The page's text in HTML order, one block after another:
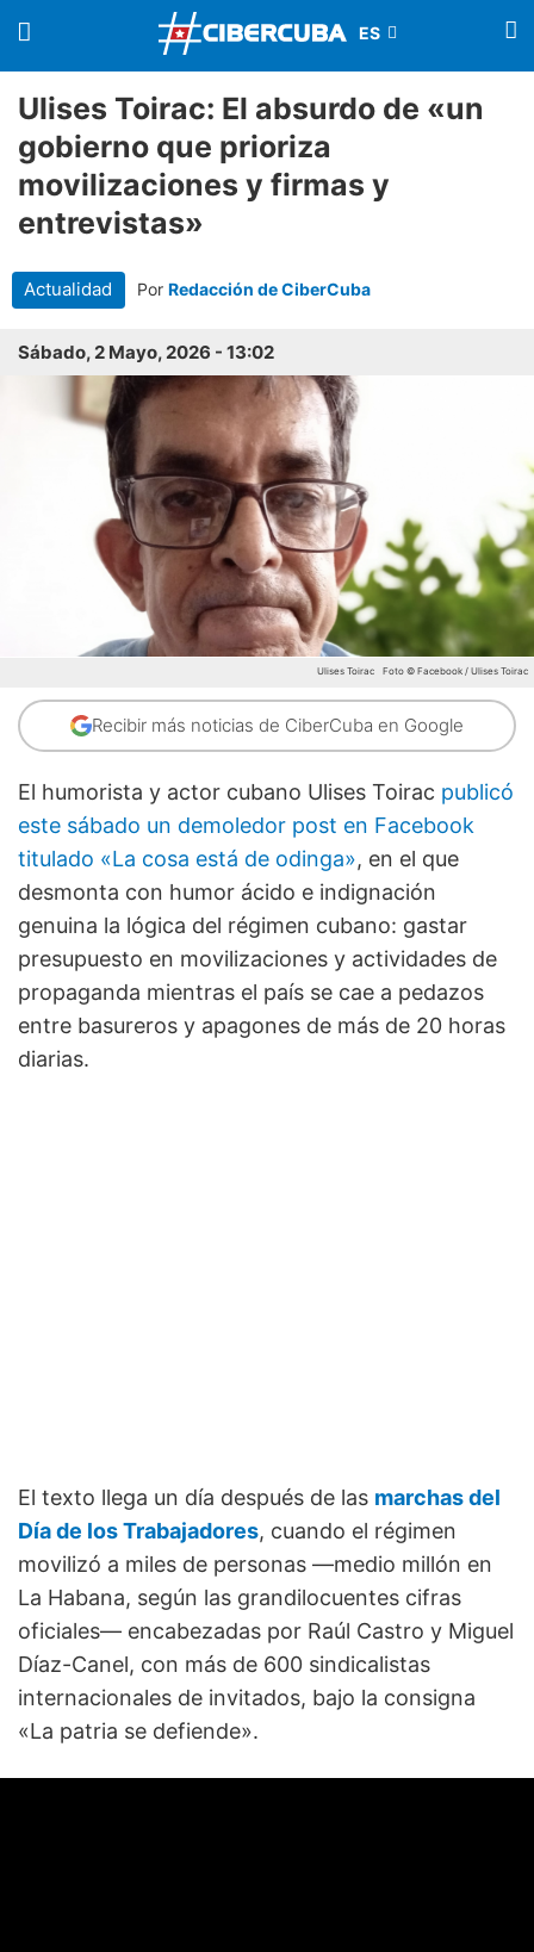
Ulises Toirac: El absurdo de «un
gobierno que prioriza
movilizaciones y firmas y
entrevistas»
Actualidad Por Redacción de CiberCuba
Sábado, 2 Mayo, 2026 - 13:02
Ulises Toirac Foto © Facebook / Ulises Toirac
Recibir más noticias de CiberCuba en Google
El humorista y actor cubano Ulises Toirac publicó
este sábado un demoledor post en Facebook
titulado «La cosa está de odinga», en el que
desmonta con humor ácido e indignación
genuina la lógica del régimen cubano: gastar
presupuesto en movilizaciones y actividades de
propaganda mientras el país se cae a pedazos
entre basureros y apagones de más de 20 horas
diarias.
El texto llega un día después de las marchas del
Día de los Trabajadores, cuando el régimen
movilizó a miles de personas —medio millón en
La Habana, según las grandilocuentes cifras
oficiales— encabezadas por Raúl Castro y Miguel
Díaz-Canel, con más de 600 sindicalistas
internacionales de invitados, bajo la consigna
«La patria se defiende».